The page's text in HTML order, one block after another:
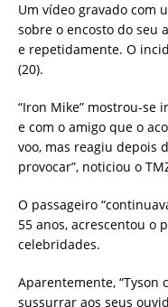
Um vídeo gravado com
sobre o encosto do seu
e repetidamente. O
(20).
“Iron Mike” mostrou-se
e com o amigo que o
voo, mas reagiu depois
provocar”, noticiou o
O passageiro
55 anos, acrescentou o
celebridades.
Aparentemente, “Tyson
sussurrar aos seus